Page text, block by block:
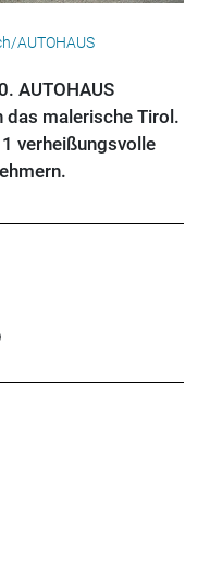
AUTOHAUS
AUTOHAUS
das malerische Tirol.
verheißungsvolle